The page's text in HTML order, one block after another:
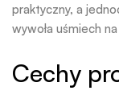
praktyczny, a
wywoła uśmiech
Cechy